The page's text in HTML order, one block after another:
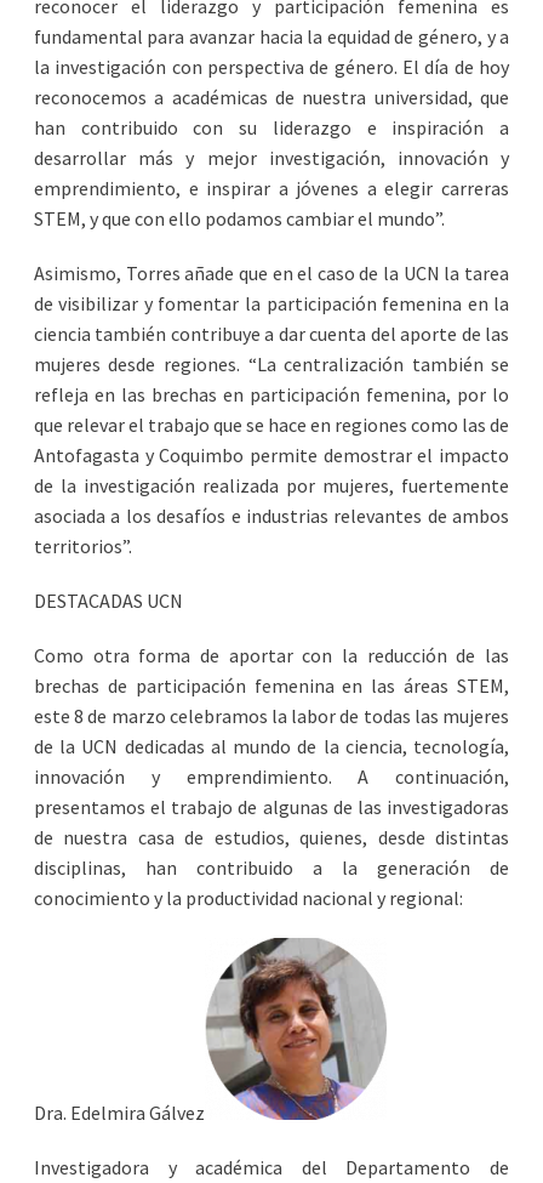
reconocer el liderazgo y participación femenina es
fundamental para avanzar hacia la equidad de género, y a
la investigación con perspectiva de género. El día de hoy
reconocemos a académicas de nuestra universidad, que
han contribuido con su liderazgo e inspiración a
desarrollar más y mejor investigación, innovación y
emprendimiento, e inspirar a jóvenes a elegir carreras
STEM, y que con ello podamos cambiar el mundo”.
Asimismo, Torres añade que en el caso de la UCN la tarea
de visibilizar y fomentar la participación femenina en la
ciencia también contribuye a dar cuenta del aporte de las
mujeres desde regiones. “La centralización también se
refleja en las brechas en participación femenina, por lo
que relevar el trabajo que se hace en regiones como las de
Antofagasta y Coquimbo permite demostrar el impacto
de la investigación realizada por mujeres, fuertemente
asociada a los desafíos e industrias relevantes de ambos
territorios”.
DESTACADAS UCN
Como otra forma de aportar con la reducción de las
brechas de participación femenina en las áreas STEM,
este 8 de marzo celebramos la labor de todas las mujeres
de la UCN dedicadas al mundo de la ciencia, tecnología,
innovación y emprendimiento. A continuación,
presentamos el trabajo de algunas de las investigadoras
de nuestra casa de estudios, quienes, desde distintas
disciplinas, han contribuido a la generación de
conocimiento y la productividad nacional y regional:
Dra. Edelmira Gálvez
Investigadora y académica del Departamento de